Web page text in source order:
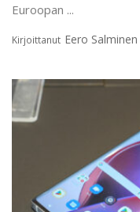
Euroopan ...
Kirjoittanut Eero Salminen